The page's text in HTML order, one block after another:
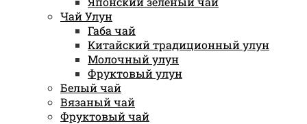
Чай Улун
Габа чай
Китайский традиционный улун
Молочный улун
Фруктовый улун
Белый чай
Вязаный чай
Фруктовый чай